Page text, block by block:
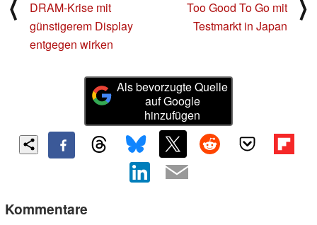
⟨
DRAM-Krise mit
günstigerem Display
entgegen wirken
Too Good To Go mit
Testmarkt in Japan
⟩
Als bevorzugte Quelle
auf Google
hinzufügen
Kommentare